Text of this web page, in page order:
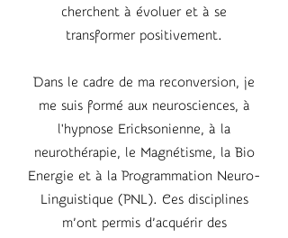
cherchent à évoluer et à se
transformer positivement.
Dans le cadre de ma reconversion, je
me suis formé aux neurosciences, à
l'hypnose Ericksonienne, à la
neurothérapie, le Magnétisme, la Bio
Energie et à la Programmation Neuro-
Linguistique (PNL). Ces disciplines
m’ont permis d’acquérir des